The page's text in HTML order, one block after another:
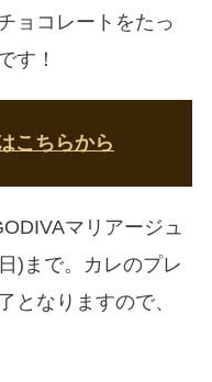
ョコレートをたっ
す！
こちらから
マリアージュ
)まで。カレのプレ
となりますので、